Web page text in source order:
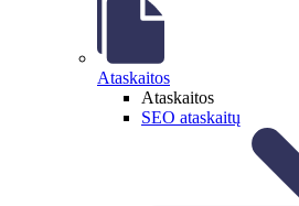
Ataskaitos
Ataskaitos
SEO ataskaitų